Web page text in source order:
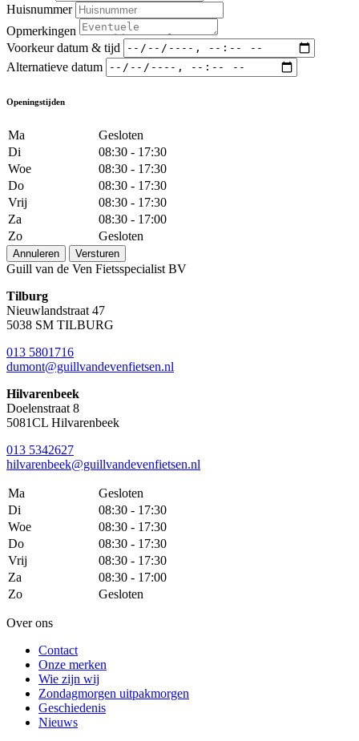
Huisnummer
Opmerkingen
Voorkeur datum & tijd
Alternatieve datum
Openingstijden
Ma
Gesloten
Di
08:30 - 17:30
Woe
08:30 - 17:30
Do
08:30 - 17:30
Vrij
08:30 - 17:30
Za
08:30 - 17:00
Zo
Gesloten
Annuleren Versturen
Guill van de Ven Fietsspecialist BV
Tilburg
Nieuwlandstraat 47
5038 SM TILBURG
013 5801716
dumont@guillvandevenfietsen.nl
Hilvarenbeek
Doelenstraat 8
5081CL Hilvarenbeek
013 5342627
hilvarenbeek@guillvandevenfietsen.nl
Ma
Gesloten
Di
08:30 - 17:30
Woe
08:30 - 17:30
Do
08:30 - 17:30
Vrij
08:30 - 17:30
Za
08:30 - 17:00
Zo
Gesloten
Over ons
Contact
Onze merken
Wie zijn wij
Zondagmorgen uitpakmorgen
Geschiedenis
Nieuws